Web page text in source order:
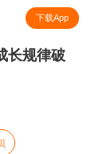
下载App
长规律破